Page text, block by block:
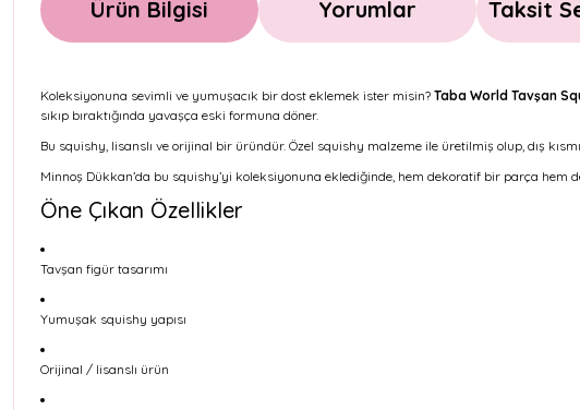
Ürün Bilgisi Yorumlar Taksit
Koleksiyonuna sevimli ve yumuşacık bir dost eklemek ister misin? Taba World Tavşan
sıkıp bıraktığında yavaşça eski formuna döner.
Bu squishy, lisanslı ve orijinal bir üründür. Özel squishy malzeme ile üretilmiş olup, dış
Minnoş Dükkan’da bu squishy’yi koleksiyonuna eklediğinde, hem dekoratif bir parça hem
Öne Çıkan Özellikler
Tavşan figür tasarımı
Yumuşak squishy yapısı
Orijinal / lisanslı ürün